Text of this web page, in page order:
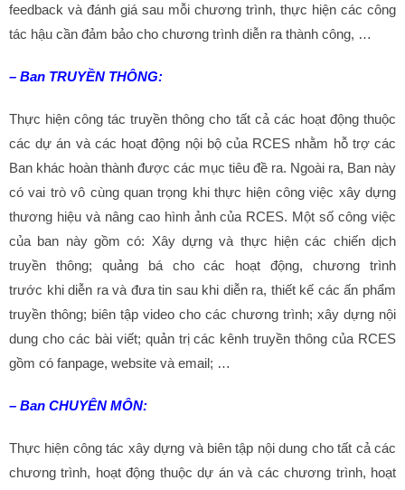
feedback và đánh giá sau mỗi chương trình, thực hiện các công
tác hậu cần đảm bảo cho chương trình diễn ra thành công, …
– Ban TRUYỀN THÔNG:
Thực hiện công tác truyền thông cho tất cả các hoạt động thuộc
các dự án và các hoạt động nội bộ của RCES nhằm hỗ trợ các
Ban khác hoàn thành được các mục tiêu đề ra. Ngoài ra, Ban này
có vai trò vô cùng quan trọng khi thực hiện công việc xây dựng
thương hiệu và nâng cao hình ảnh của RCES. Một số công việc
của ban này gồm có: Xây dựng và thực hiện các chiến dịch
truyền thông; quảng bá cho các hoạt động, chương trình
trước khi diễn ra và đưa tin sau khi diễn ra, thiết kế các ấn phẩm
truyền thông; biên tập video cho các chương trình; xây dựng nội
dung cho các bài viết; quản trị các kênh truyền thông của RCES
gồm có fanpage, website và email; …
– Ban CHUYÊN MÔN:
Thực hiện công tác xây dựng và biên tập nội dung cho tất cả các
chương trình, hoạt động thuộc dự án và các chương trình, hoạt